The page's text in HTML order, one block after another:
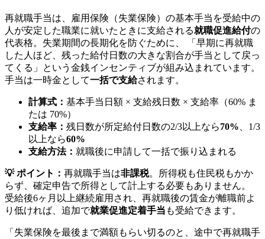
再就職手当は、雇用保険（失業保険）の基本手当を受給中の
人が安定した職業に就いたときに支給される就職促進給付の
代表格。失業期間の長期化を防ぐために、 「早期に再就職
した人ほど、残った給付日数の大きな割合が手当として戻っ
てくる」という金銭インセンティブが組み込まれています。
手当は一時金として一括で支給されます。
計算式： 基本手当日額 × 支給残日数 × 支給率（60% ま
たは 70%）
支給率： 残日数が所定給付日数の2/3以上なら70% 、1/3
以上なら60%
支給方法： 就職後に申請して一括で振り込まれる
💡 ポイント： 再就職手当は非課税。所得税も住民税もかか
らず、確定申告で所得として計上する必要もありません。
受給後6ヶ月以上継続雇用され、再就職後の賃金が離職前よ
り低ければ、追加で就業促進定着手当 も受給できます。
「失業保険を最後まで満額もらい切るのと、途中で再就職手